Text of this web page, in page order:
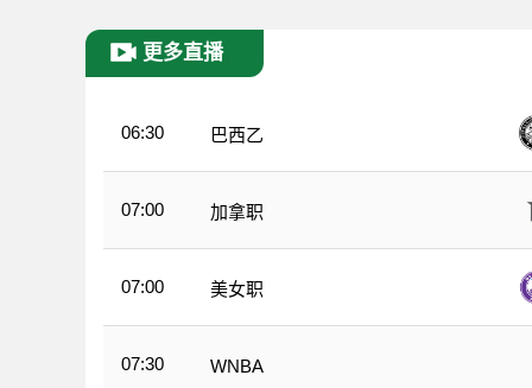
更多直播
06:30 巴西乙
07:00 加拿职
07:00 美女职
07:30 WNBA